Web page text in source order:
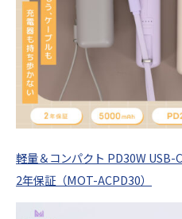
軽量＆コンパクト PD30W USB-
2年保証（MOT-ACPD30）